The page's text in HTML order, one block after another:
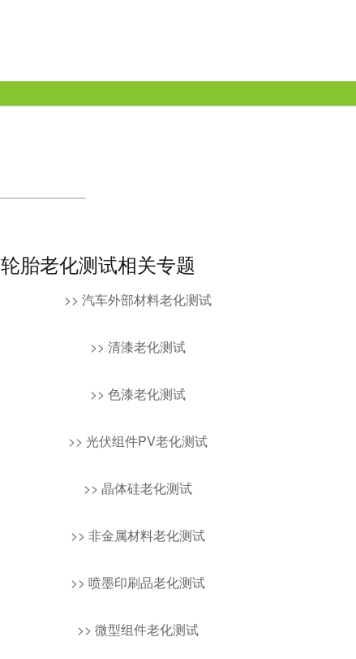
轮胎老化测试相关专题
>> 汽车外部材料老化测试
>> 清漆老化测试
>> 色漆老化测试
>> 光伏组件PV老化测试
>> 晶体硅老化测试
>> 非金属材料老化测试
>> 喷墨印刷品老化测试
>> 微型组件老化测试